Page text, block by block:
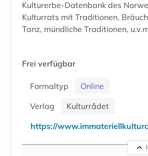
Kulturerbe-Datenbank des
Kulturrats mit Traditionen,
Tanz, mündliche Traditionen,
Frei verfügbar
Formaltyp
Online
Verlag
Kulturrådet
https://